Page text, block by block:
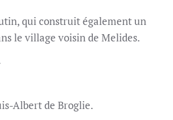
qui construit également un
le village voisin de Melides.
Albert de Broglie.